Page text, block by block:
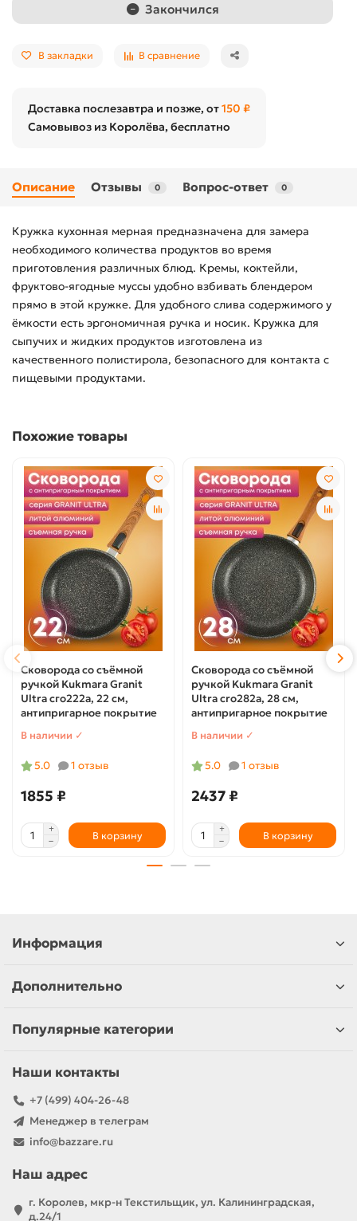
Закончился
В закладки В сравнение
Доставка послезавтра и позже, от150 ₽
Самовывоз из Королёва, бесплатно
Описание Отзывы 0 Вопрос-ответ 0
Кружка кухонная мерная предназначена для замера
необходимого количества продуктов во время
приготовления различных блюд. Кремы, коктейли,
фруктово-ягодные муссы удобно взбивать блендером
прямо в этой кружке. Для удобного слива содержимого у
ёмкости есть эргономичная ручка и носик. Кружка для
сыпучих и жидких продуктов изготовлена из
качественного полистирола, безопасного для контакта с
пищевыми продуктами.
Похожие товары
Сковорода со съёмной
ручкой Kukmara Granit
Ultra сго222а, 22 см,
антипригарное покрытие
В наличии ✓
5.0 1 отзыв
1855 ₽
В корзину
Сковорода со съёмной
ручкой Kukmara Granit
Ultra cro282a, 28 см,
антипригарное покрытие
В наличии ✓
5.0 1 отзыв
2437 ₽
В корзину
Информация
Дополнительно
Популярные категории
Наши контакты
+7 (499) 404-26-48
Менеджер в телеграм
info@bazzare.ru
Наш адрес
г. Королев, мкр-н Текстильщик, ул. Калининградская,
д.24/1